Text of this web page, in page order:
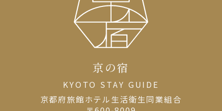
京の宿
KYOTO STAY GUIDE
京都府旅館ホテル⽣活衛⽣同業組合